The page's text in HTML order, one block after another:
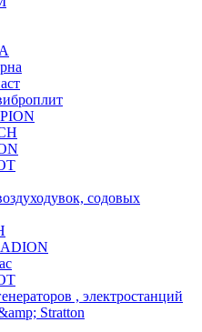
содовых
, электростанций
Stratton